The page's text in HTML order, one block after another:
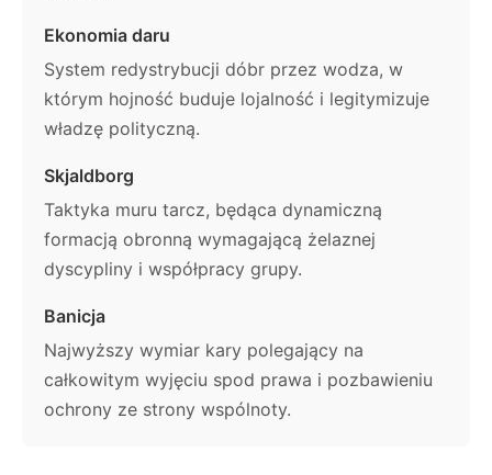
Ekonomia daru
System redystrybucji dóbr przez wodza, w
którym hojność buduje lojalność i legitymizuje
władzę polityczną.
Skjaldborg
Taktyka muru tarcz, będąca dynamiczną
formacją obronną wymagającą żelaznej
dyscypliny i współpracy grupy.
Banicja
Najwyższy wymiar kary polegający na
całkowitym wyjęciu spod prawa i pozbawieniu
ochrony ze strony wspólnoty.